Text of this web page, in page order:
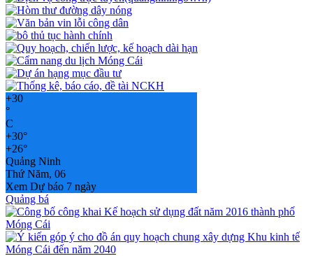
+30
°
C
+30°
+26°
Quảng Ninh
Thứ Năm, 06
Xem Dự báo 7 ngày
Quảng bá